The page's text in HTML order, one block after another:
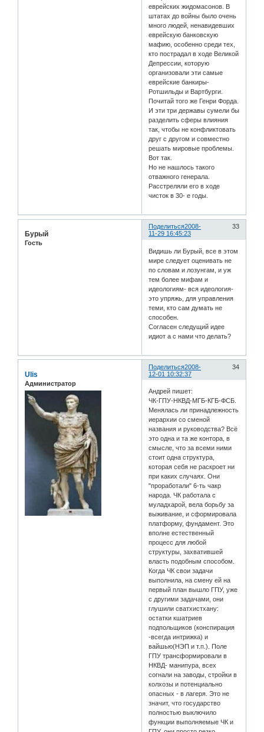
еврейских жидомасонов. В
штатах до войны было очень
много людей, ненавидевших
еврейскую банковскую
мафию, особенно среди тех,
кто пострадал в ходе Великой
Депрессии, которую
организовали эти самые
еврейские банкиры-
Ротшильды и Вартбурги.
Почитай того же Генри Форда.
И эти три державы сумели бы
разделить сферы влияния
так, чтобы не конфликтовать
друг с другом и совместно
решать мировые проблемы.
Вот так.
Но не нашлось такого
отважного генерала.
Расстреляли его в ходе
чисток в 30- е годы.
Поделиться 33
2008-
11-29 16:45:23
Бурый
Гость
Видишь ли Бурый, все в этом
мире следует оценивать не
по словам и лозунгам, и уж
тем более мифам и
идеологиям- вся идеология-
это упряжь, для управления
теми, кто сам думать не
способен.
Согласен следущий идее
идиот а с нами что делать?
Поделиться 34
2008-
12-01 10:32:37
Ulis
Администратор
Андрей пишет:
ЧК-ГПУ-НКВД-МГБ-КГБ-ФСБ.
Менялась ли принадлежность
иерархии со сменой
названия и руководства? Всё
это одна и та же контора, в
смысле, что за всеми ними
стоит одна структура,
которая себя не раскроет ни
при каких случаях. Они
"проработали" 6-ть чакр
народа. ЧК работала с
муладхарой, вела борьбу за
выживание, и сформировала
платформу, фундамент. Это
вполне естественный
процесс для любой
структуры, захватившей
власть подобным способом.
Когда ЧК свои задачи
выполнила, на смену ей на
первый план вышло ГПУ, уже
с другими задачами, они
глушили сватхистхану:
остатки кшатриев
подпольщиков (конспирация
-всегда интрижка) и
вайшью(НЭП и т.п.). Поле
ГПУ трансформировали в
НКВД- манипура, всех
согнали на заводы, стройки в
колхозы и потенциально
опасных - в лагеря. Это не
значит, что государство
полностью выключило
функции выполняемые ЧК и